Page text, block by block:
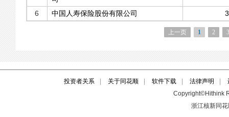
投资者关系 关于同花顺 软件下载 法律声明
Copyright©Hithink
浙江核新同